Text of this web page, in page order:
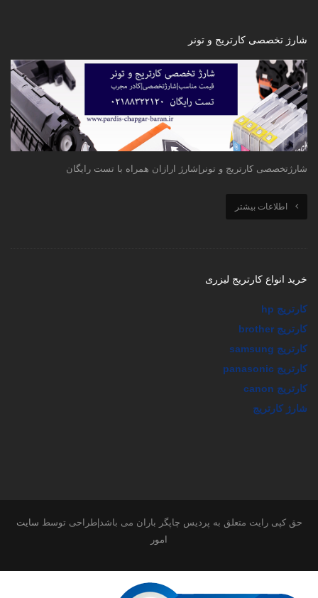
شارژ تخصصی کارتریج و تونر
شارژتخصصی کارتریج و تونر|شارژ ارازان همراه با تست رایگان
اطلاعات بیشتر
خرید انواع کارتریج لیزری
کارتریج hp
کارتریج brother
کارتریج samsung
کارتریج panasonic
کارتریج canon
شارژ کارتریج
حق کپی رایت متعلق به پردیس چاپگر باران می باشد|طراحی توسط سایت
امور